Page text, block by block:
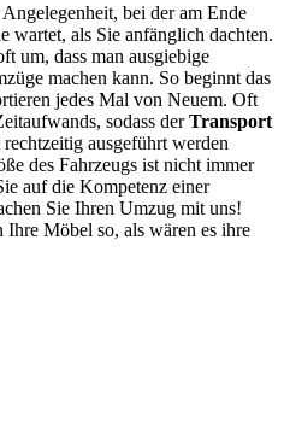
bei der am Ende
wartet, als Sie anfänglich dachten.
um, dass man ausgiebige
machen kann. So beginnt das
jedes Mal von Neuem. Oft
sodass derTransport
ausgeführt werden
des Fahrzeugs ist nicht immer
auf die Kompetenz einer
Sie Ihren Umzug mit uns!
Möbel so, als wären es ihre